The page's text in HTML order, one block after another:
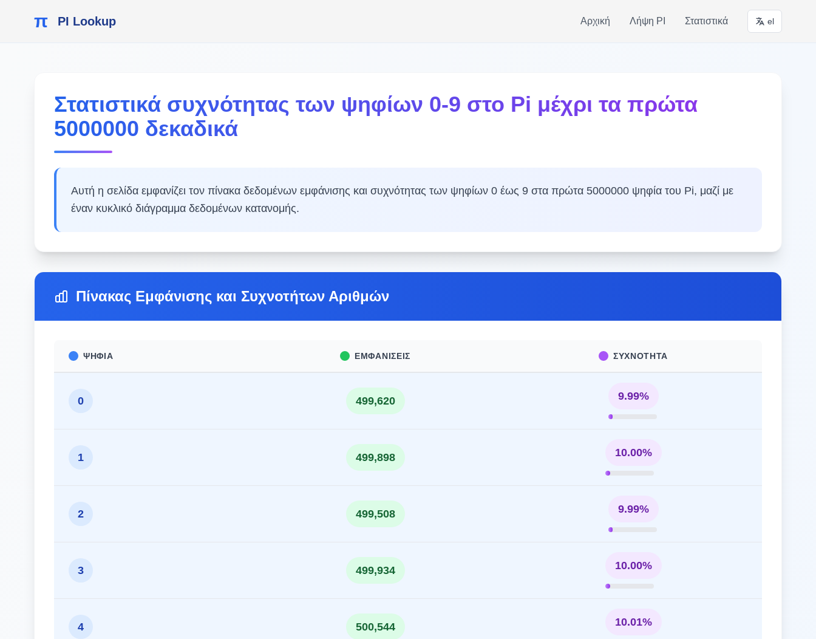
π PI Lookup Αρχική Λήψη PI Στατιστικά el
Στατιστικά συχνότητας των ψηφίων 0-9 στο Pi μέχρι τα πρώτα
5000000 δεκαδικά
Αυτή η σελίδα εμφανίζει τον πίνακα δεδομένων εμφάνισης και συχνότητας των ψηφίων 0 έως 9 στα πρώτα 5000000 ψηφία του Pi, μαζί με
έναν κυκλικό διάγραμμα δεδομένων κατανομής.
Πίνακας Εμφάνισης και Συχνοτήτων Αριθμών
ΨΗΦΊΑ ΕΜΦΑΝΊΣΕΙΣ ΣΥΧΝΌΤΗΤΑ
0 499,620 9.99%
1 499,898 10.00%
2 499,508 9.99%
3 499,934 10.00%
4 500,544 10.01%